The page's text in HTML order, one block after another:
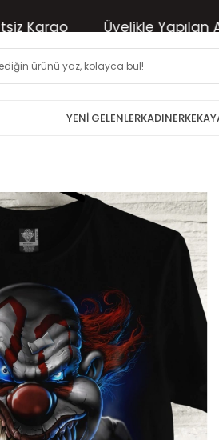
Üyelikle Yapılan
YENİ GELENLERKADINERKEK